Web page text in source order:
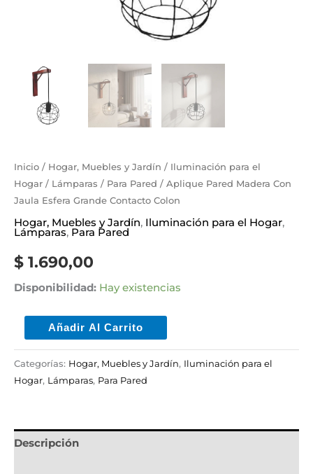
Inicio / Hogar, Muebles y Jardín / Iluminación para el
Hogar / Lámparas / Para Pared / Aplique Pared Madera Con
Jaula Esfera Grande Contacto Colon
Hogar, Muebles y Jardín, Iluminación para el Hogar,
Lámparas, Para Pared
$ 1.690,00
Disponibilidad: Hay existencias
Añadir Al Carrito
Categorías: Hogar, Muebles y Jardín, Iluminación para el
Hogar, Lámparas, Para Pared
Descripción